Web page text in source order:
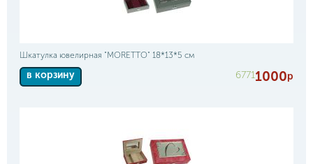
Шкатулка ювелирная "MORETTO" 18*13*5 см
в корзину 67711000р